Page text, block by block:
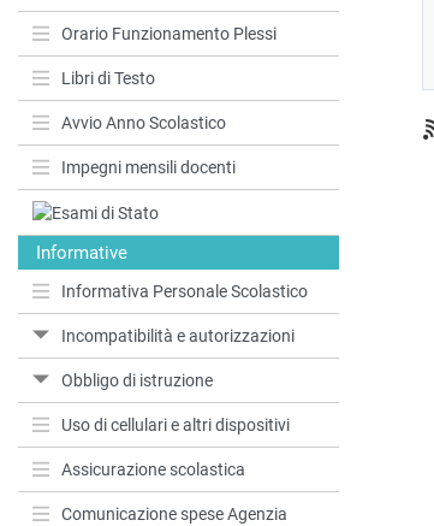
Orario Funzionamento Plessi
Libri di Testo
Avvio Anno Scolastico
Impegni mensili docenti
Informative
Informativa Personale Scolastico
Incompatibilità e autorizzazioni
Obbligo di istruzione
Uso di cellulari e altri dispositivi
Assicurazione scolastica
Comunicazione spese Agenzia